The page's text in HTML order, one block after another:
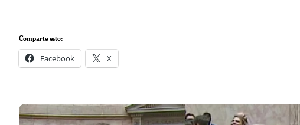
Comparte esto:
Facebook X